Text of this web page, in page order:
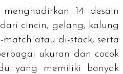
14 desain
cincin, gelang, kalung
match atau di-stack, serta
ukuran dan cocok
yang memiliki banyak